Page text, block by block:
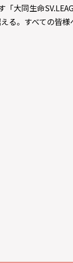
大同生命
る。すべての皆